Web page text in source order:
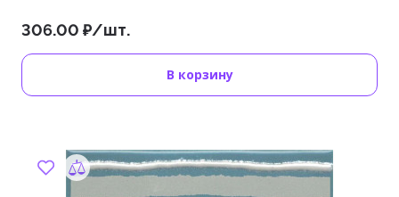
306.00 ₽/шт.
В корзину